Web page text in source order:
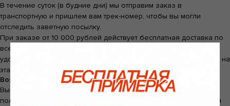
В течение суток (в будние дни) мы отправим заказ в
транспортную и пришлем вам трек-номер, чтобы вы могли
отследить заветную посылку.
При заказе от 10 000 рублей действует бесплатная доставка по
всей России до пункта выдачи СДЭК или Яндекс. Выбрать
удобный способ и уточнить сроки доставки в ваш город можно на
этапе оформления заказа.
Возврат и обмен
Вы можете вернуть товар в течение14 днейс момента
получения. Вещь не должна быть в использовании, упаковка и